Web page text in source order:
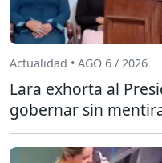
Actualidad • AGO 6 / 2026
Lara exhorta al
gobernar sin